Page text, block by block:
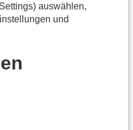
auswählen,
und